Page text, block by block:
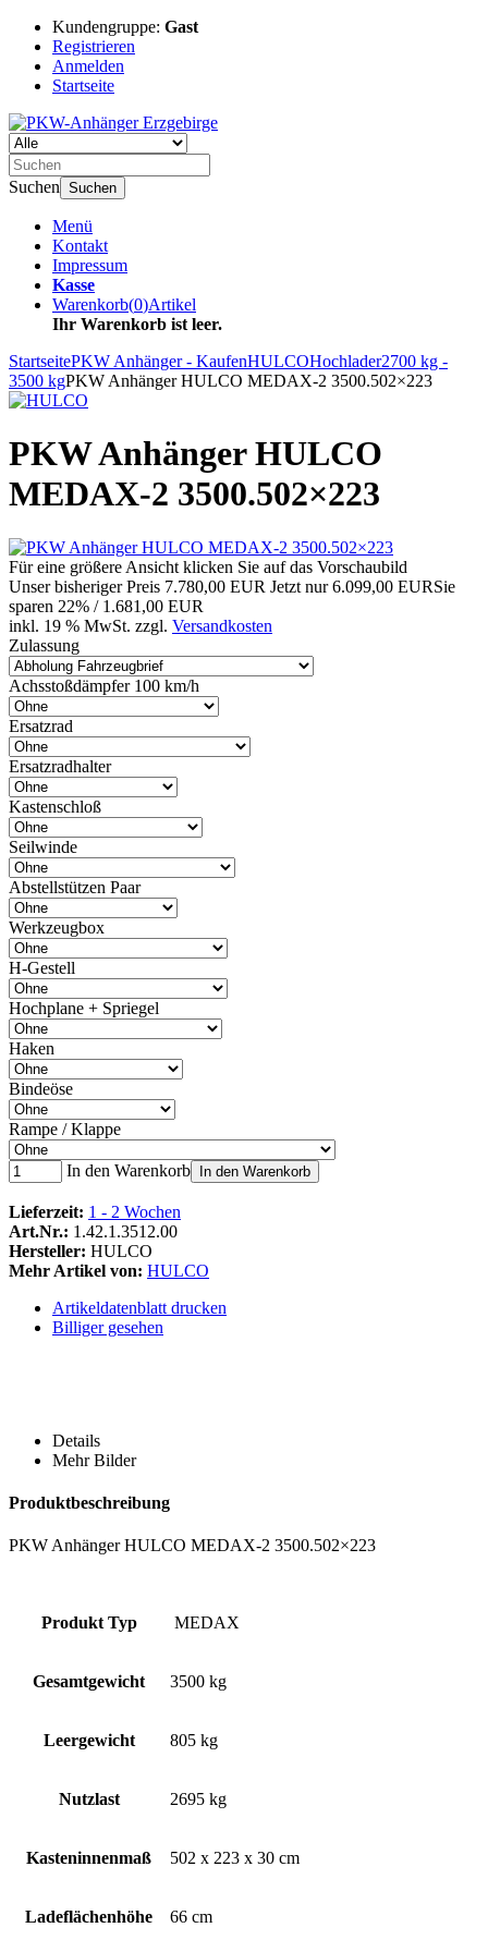
Kundengruppe: Gast
Registrieren
Anmelden
Startseite
Suchen Suchen
Menü
Kontakt
Impressum
Kasse
Warenkorb(0)Artikel
Ihr Warenkorb ist leer.
StartseitePKW Anhänger - KaufenHULCOHochlader2700 kg -
3500 kgPKW Anhänger HULCO MEDAX-2 3500.502×223
PKW Anhänger HULCO
MEDAX-2 3500.502×223
Für eine größere Ansicht klicken Sie auf das Vorschaubild
Unser bisheriger Preis 7.780,00 EUR Jetzt nur6.099,00 EURSie
sparen 22% / 1.681,00 EUR
inkl. 19 % MwSt. zzgl. Versandkosten
Zulassung
Achsstoßdämpfer 100 km/h
Ersatzrad
Ersatzradhalter
Kastenschloß
Seilwinde
Abstellstützen Paar
Werkzeugbox
H-Gestell
Hochplane + Spriegel
Haken
Bindeöse
Rampe / Klappe
In den Warenkorb In den Warenkorb
Lieferzeit: 1 - 2 Wochen
Art.Nr.: 1.42.1.3512.00
Hersteller: HULCO
Mehr Artikel von: HULCO
Artikeldatenblatt drucken
Billiger gesehen
Details
Mehr Bilder
Produktbeschreibung
PKW Anhänger HULCO MEDAX-2 3500.502×223
Produkt Typ MEDAX
Gesamtgewicht 3500 kg
Leergewicht 805 kg
Nutzlast 2695 kg
Kasteninnenmaß 502 x 223 x 30 cm
Ladeflächenhöhe 66 cm